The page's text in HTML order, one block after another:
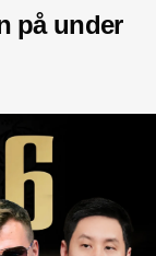
på under